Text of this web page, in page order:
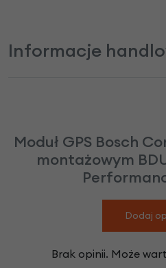
Informacje
Moduł GPS Bosch
montażowym
Dodaj
Brak opinii. Może